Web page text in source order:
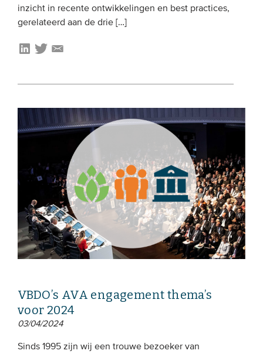
inzicht in recente ontwikkelingen en best practices,
gerelateerd aan de drie […]
VBDO’s AVA engagement thema’s
voor 2024
03/04/2024
Sinds 1995 zijn wij een trouwe bezoeker van